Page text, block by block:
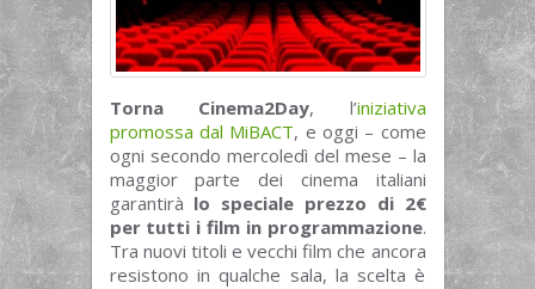
Torna Cinema2Day, l’iniziativa
promossa dal MiBACT, e oggi – come
ogni secondo mercoledì del mese – la
maggior parte dei cinema italiani
garantirà lo speciale prezzo di 2€
per tutti i film in programmazione.
Tra nuovi titoli e vecchi film che ancora
resistono in qualche sala, la scelta è